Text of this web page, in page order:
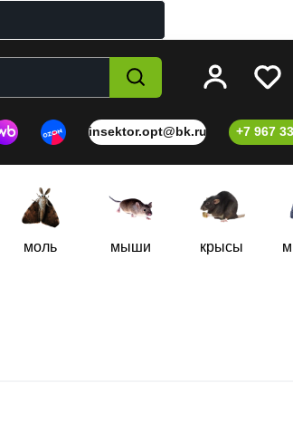
+7 967
insektor.opt@bk.ru
крысы
мыши
моль